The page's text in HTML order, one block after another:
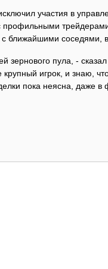
участия в
профильными
ближайшими соседями,
зернового пула, -
игрок, и знаю,
пока неясна, даже